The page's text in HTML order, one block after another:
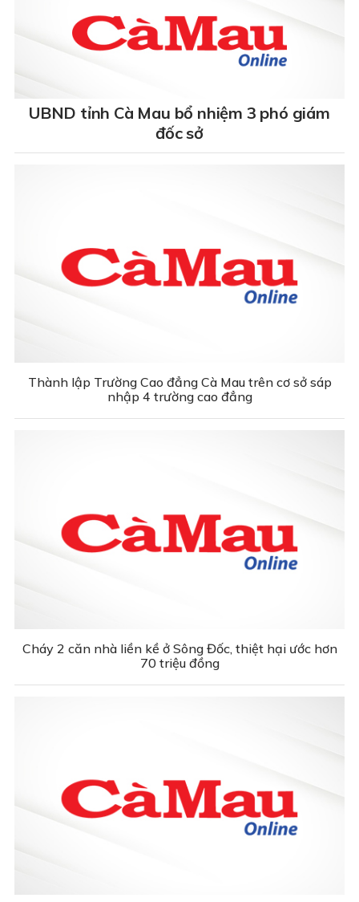
UBND tỉnh Cà Mau bổ nhiệm 3 phó giám
đốc sở
Thành lập Trường Cao đẳng Cà Mau trên cơ sở sáp
nhập 4 trường cao đẳng
Cháy 2 căn nhà liền kề ở Sông Đốc, thiệt hại ước hơn
70 triệu đồng